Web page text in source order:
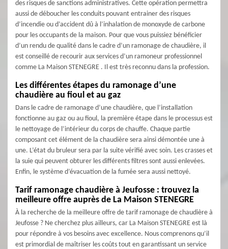
des risques de sanctions administratives. Cette opération permettra
aussi de déboucher les conduits pouvant entrainer des risques
d’incendie ou d’accident dû à l’inhalation de monoxyde de carbone
pour les occupants de la maison. Pour que vous puissiez bénéficier
d’un rendu de qualité dans le cadre d’un ramonage de chaudière, il
est conseillé de recourir aux services d’un ramoneur professionnel
comme La Maison STENEGRE . Il est très reconnu dans la profession.
Les différentes étapes du ramonage d’une
chaudière au fioul et au gaz
Dans le cadre de ramonage d’une chaudière, que l’installation
fonctionne au gaz ou au fioul, la première étape dans le processus est
le nettoyage de l’intérieur du corps de chauffe. Chaque partie
composant cet élément de la chaudière sera ainsi démontée une à
une. L’état du bruleur sera par la suite vérifié avec soin. Les crasses et
la suie qui peuvent obturer les différents filtres sont aussi enlevées.
Enfin, le système d’évacuation de la fumée sera aussi nettoyé.
Tarif ramonage chaudière à Jeufosse : trouvez la
meilleure offre auprès de La Maison STENEGRE
À la recherche de la meilleure offre de tarif ramonage de chaudière à
Jeufosse ? Ne cherchez plus ailleurs, car La Maison STENEGRE est là
pour répondre à vos besoins avec excellence. Nous comprenons qu’il
est primordial de maîtriser les coûts tout en garantissant un service